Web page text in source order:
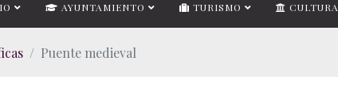
AYUNTAMIENTO TURISMO CULTURA
Puente medieval